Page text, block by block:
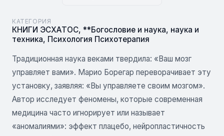
КАТЕГОРИЯ
КНИГИ ЭСХАТОС, **Богословие и наука, наука и
техника, Психология Психотерапия
Традиционная наука веками твердила: «Ваш мозг
управляет вами». Марио Борегар переворачивает эту
установку, заявляя: «Вы управляете своим мозгом».
Автор исследует феномены, которые современная
медицина часто игнорирует или называет
«аномалиями»: эффект плацебо, нейропластичность